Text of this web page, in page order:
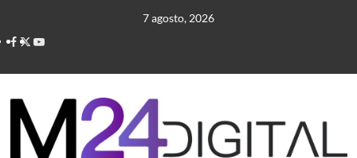
contenido
7 agosto, 2026